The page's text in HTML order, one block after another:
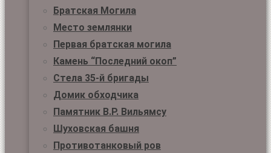
Братская Могила
Место землянки
Первая братская могила
Камень “Последний окоп”
Стела 35-й бригады
Домик обходчика
Памятник В.Р. Вильямсу
Шуховская башня
Противотанковый ров